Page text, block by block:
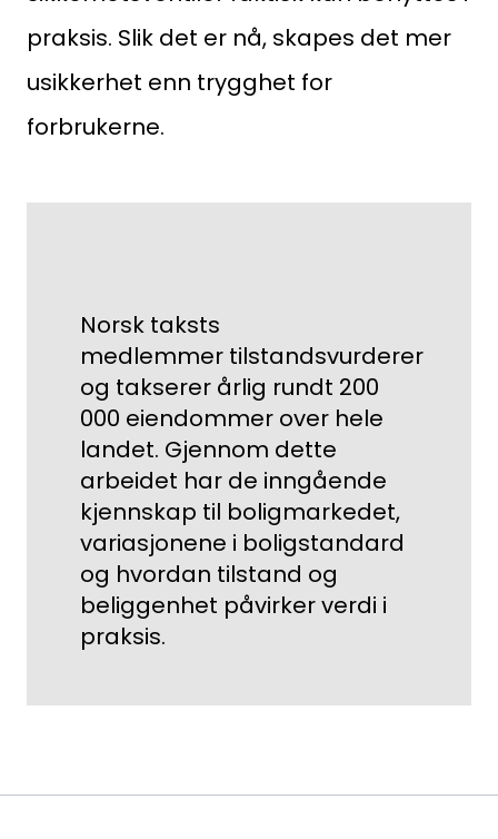
Kontaktinformasjon:
adm@norsktakst.no
22 08 76 00
Klingenberggt. 7A, 0161 Oslo
Organisasjonsnummer:
956 955 211
praksis. Slik det er nå, skapes det mer
usikkerhet enn trygghet for
forbrukerne.
Norsk taksts
medlemmer tilstandsvurderer
og takserer årlig rundt 200
000 eiendommer over hele
landet. Gjennom dette
arbeidet har de inngående
kjennskap til boligmarkedet,
variasjonene i boligstandard
og hvordan tilstand og
beliggenhet påvirker verdi i
praksis.